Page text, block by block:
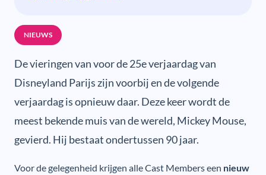
NIEUWS
De vieringen van voor de 25e verjaardag van
Disneyland Parijs zijn voorbij en de volgende
verjaardag is opnieuw daar. Deze keer wordt de
meest bekende muis van de wereld, Mickey Mouse,
gevierd. Hij bestaat ondertussen 90 jaar.
Voor de gelegenheid krijgen alle Cast Members een nieuw